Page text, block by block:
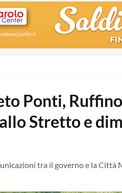
Ponti,
Stretto e
tra il governo e la Città